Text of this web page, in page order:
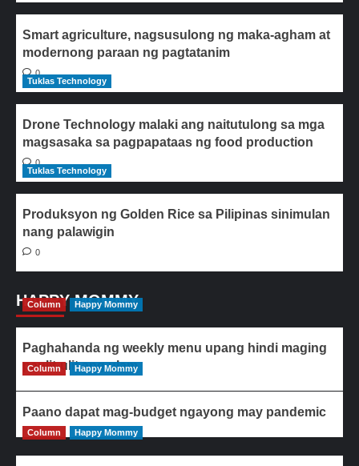
Smart agriculture, nagsusulong ng maka-agham at
modernong paraan ng pagtatanim
0
Tuklas Technology
Drone Technology malaki ang naitutulong sa mga
magsasaka sa pagpapataas ng food production
0
Tuklas Technology
Produksyon ng Golden Rice sa Pilipinas sinimulan
nang palawigin
0
HAPPY MOMMY
Column Happy Mommy
Paghahanda ng weekly menu upang hindi maging
paulit-ulit ang ulam
Column Happy Mommy
Paano dapat mag-budget ngayong may pandemic
Column Happy Mommy